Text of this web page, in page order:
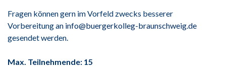
Fragen können gern im Vorfeld zwecks besserer
Vorbereitung an info@buergerkolleg-braunschweig.de
gesendet werden.
Max. Teilnehmende: 15